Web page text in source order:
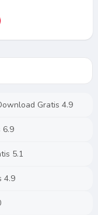
Gratis 4.9
6.9
5.1
4.9